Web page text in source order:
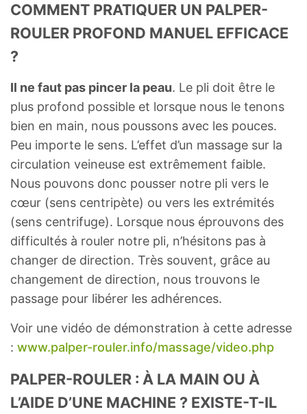
COMMENT PRATIQUER UN PALPER-
ROULER PROFOND MANUEL EFFICACE
?
Il ne faut pas pincer la peau. Le pli doit être le
plus profond possible et lorsque nous le tenons
bien en main, nous poussons avec les pouces.
Peu importe le sens. L’effet d’un massage sur la
circulation veineuse est extrêmement faible.
Nous pouvons donc pousser notre pli vers le
cœur (sens centripète) ou vers les extrémités
(sens centrifuge). Lorsque nous éprouvons des
difficultés à rouler notre pli, n’hésitons pas à
changer de direction. Très souvent, grâce au
changement de direction, nous trouvons le
passage pour libérer les adhérences.
Voir une vidéo de démonstration à cette adresse
: www.palper-rouler.info/massage/video.php
PALPER-ROULER : À LA MAIN OU À
L’AIDE D’UNE MACHINE ? EXISTE-T-IL